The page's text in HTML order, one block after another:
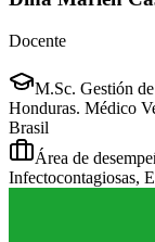
Docente
M.Sc. Gestión
Honduras. Médico
Brasil
Área de
Infectocontagiosas,